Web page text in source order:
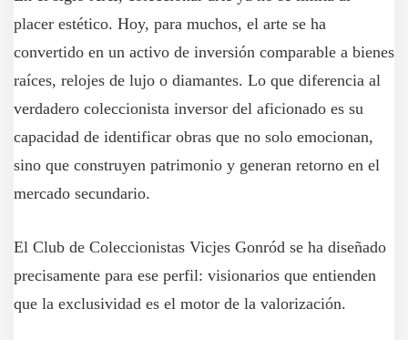
placer estético. Hoy, para muchos, el arte se ha
convertido en un activo de inversión comparable a bienes
raíces, relojes de lujo o diamantes. Lo que diferencia al
verdadero coleccionista inversor del aficionado es su
capacidad de identificar obras que no solo emocionan,
sino que construyen patrimonio y generan retorno en el
mercado secundario.
El Club de Coleccionistas Vicjes Gonród se ha diseñado
precisamente para ese perfil: visionarios que entienden
que la exclusividad es el motor de la valorización.